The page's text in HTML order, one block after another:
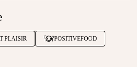
PLAISIR POSITIVEFOOD